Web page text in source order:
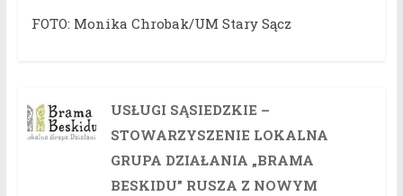
FOTO: Monika Chrobak/UM Stary Sącz
USŁUGI SĄSIEDZKIE –
STOWARZYSZENIE LOKALNA
GRUPA DZIAŁANIA „BRAMA
BESKIDU” RUSZA Z NOWYM